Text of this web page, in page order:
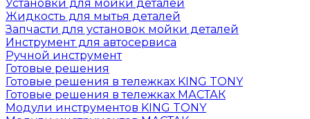
Установки для мойки деталей
Жидкость для мытья деталей
Запчасти для установок мойки деталей
Инструмент для автосервиса
Ручной инструмент
Готовые решения
Готовые решения в тележках KING TONY
Готовые решения в тележках МАСТАК
Модули инструментов KING TONY